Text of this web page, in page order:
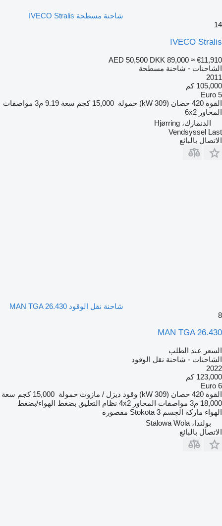
شاحنة مسطحة IVECO Stralis
14
IVECO Stralis
AED 50,500 DKK 89,000 ≈ €11,910
الشاحنات - شاحنة مسطحة
2011
105,000 كم
Euro 5
القوة 420 حصان (309 kW) حمولة 15,000 كجم سعة 9.19 م3
مواصفات
المحاور 6x2
الدنمارك، Hjørring
Vendsyssel Last
الاتصال بالبائع
شاحنة نقل الوقود MAN TGA 26.430
8
MAN TGA 26.430
السعر عند الطلب
الشاحنات - شاحنة نقل الوقود
2022
123,000 كم
Euro 6
القوة 420 حصان (309 kW) وقود ديزل / مازوت حمولة 15,000 كجم
سعة
18,000 م3
مواصفات المحاور 4x2 نظام التعليق بضغط الهواء/بضغط
الهواء ماركة الجسم Stokota 3 مقصورة
بولندا، Stalowa Wola
الاتصال بالبائع